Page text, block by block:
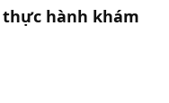
hành khám